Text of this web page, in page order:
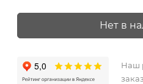
Нет в
Наш